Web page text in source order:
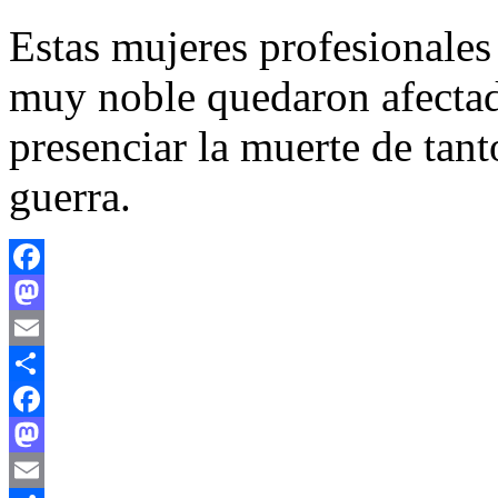
Estas mujeres
muy noble quedaron
presenciar la muerte de
guerra.
Facebook
Mastodon
Email
Compartir
Facebook
Mastodon